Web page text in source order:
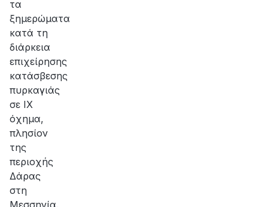
τα
ξημερώματα
κατά τη
διάρκεια
επιχείρησης
κατάσβεσης
πυρκαγιάς
σε ΙΧ
όχημα,
πλησίον
της
περιοχής
Δάρας
στη
Μεσσηνία.